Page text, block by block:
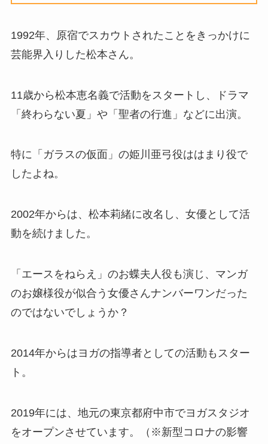
1992年、原宿でスカウトされたことをきっかけに
芸能界入りした松本さん。
11歳から松本恵名義で活動をスタートし、ドラマ
「終わらない夏」や「聖者の行進」などに出演。
特に「ガラスの仮面」の姫川亜弓役ははまり役で
したよね。
2002年からは、松本莉緒に改名し、女優として活
動を続けました。
「エースをねらえ」のお蝶夫人役も演じ、マンガ
のお嬢様役が似合う女優さんナンバーワンだった
のではないでしょうか？
2014年からはヨガの指導者としての活動もスター
ト。
2019年には、地元の東京都府中市でヨガスタジオ
をオープンさせています。（※新型コロナの影響